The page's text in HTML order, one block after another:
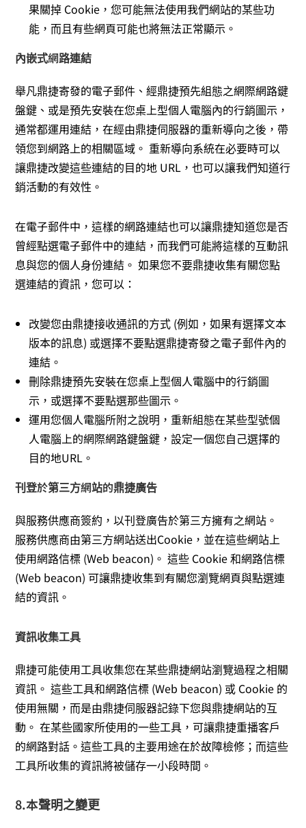
果關掉 Cookie，您可能無法使用我們網站的某些功
能，而且有些網頁可能也將無法正常顯示。
內嵌式網路連結
舉凡鼎捷寄發的電子郵件、經鼎捷預先組態之網際網路鍵
盤鍵、或是預先安裝在您桌上型個人電腦內的行銷圖示，
通常都運用連結，在經由鼎捷伺服器的重新導向之後，帶
領您到網路上的相關區域。 重新導向系統在必要時可以
讓鼎捷改變這些連結的目的地 URL，也可以讓我們知道行
銷活動的有效性。
在電子郵件中，這樣的網路連結也可以讓鼎捷知道您是否
曾經點選電子郵件中的連結，而我們可能將這樣的互動訊
息與您的個人身份連結。 如果您不要鼎捷收集有關您點
選連結的資訊，您可以：
改變您由鼎捷接收通訊的方式 (例如，如果有選擇文本
版本的訊息) 或選擇不要點選鼎捷寄發之電子郵件內的
連結。
刪除鼎捷預先安裝在您桌上型個人電腦中的行銷圖
示，或選擇不要點選那些圖示。
運用您個人電腦所附之說明，重新組態在某些型號個
人電腦上的網際網路鍵盤鍵，設定一個您自己選擇的
目的地URL。
刊登於第三方網站的鼎捷廣告
與服務供應商簽約，以刊登廣告於第三方擁有之網站。
服務供應商由第三方網站送出Cookie，並在這些網站上
使用網路信標 (Web beacon)。 這些 Cookie 和網路信標
(Web beacon) 可讓鼎捷收集到有關您瀏覽網頁與點選連
結的資訊。
資訊收集工具
鼎捷可能使用工具收集您在某些鼎捷網站瀏覽過程之相關
資訊。 這些工具和網路信標 (Web beacon) 或 Cookie 的
使用無關，而是由鼎捷伺服器記錄下您與鼎捷網站的互
動。 在某些國家所使用的一些工具，可讓鼎捷重播客戶
的網路對話。這些工具的主要用途在於故障檢修；而這些
工具所收集的資訊將被儲存一小段時間。
8.本聲明之變更